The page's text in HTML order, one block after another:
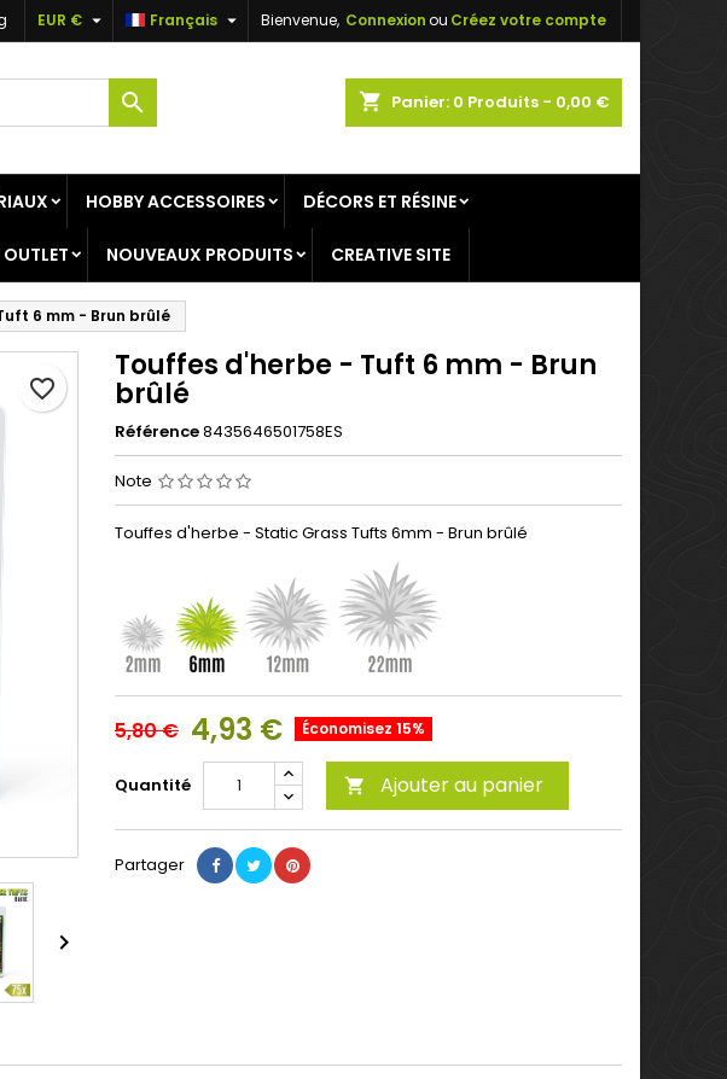
Bienvenue, Connexionou Créez votre compte
Français 
EUR € 
shopping_cart Panier: 0 Produits - 0,00 €

HOBBY ACCESSOIRES DÉCORS ET RÉSINE
OUTLET NOUVEAUX PRODUITS CREATIVE SITE
6 mm - Brun brûlé
favorite_border

Touffes d'herbe - Tuft 6 mm - Brun
brûlé
Référence8435646501758ES
Note
Touffes d'herbe - Static Grass Tufts 6mm - Brun brûlé
5,80 € 4,93 € Économisez 15%
Quantité  Ajouter au panier
Partager
Créer une liste d'envies
à votre liste